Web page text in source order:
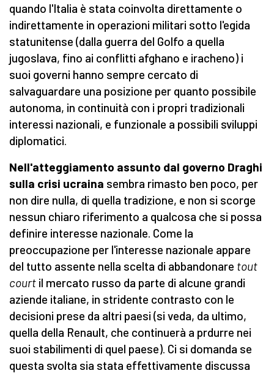
quando l'Italia è stata coinvolta direttamente o
indirettamente in operazioni militari sotto l'egida
statunitense (dalla guerra del Golfo a quella
jugoslava, fino ai conflitti afghano e iracheno) i
suoi governi hanno sempre cercato di
salvaguardare una posizione per quanto possibile
autonoma, in continuità con i propri tradizionali
interessi nazionali, e funzionale a possibili sviluppi
diplomatici.
Nell'atteggiamento assunto dal governo Draghi
sulla crisi ucraina sembra rimasto ben poco, per
non dire nulla, di quella tradizione, e non si scorge
nessun chiaro riferimento a qualcosa che si possa
definire interesse nazionale. Come la
preoccupazione per l'interesse nazionale appare
del tutto assente nella scelta di abbandonare tout
court il mercato russo da parte di alcune grandi
aziende italiane, in stridente contrasto con le
decisioni prese da altri paesi (si veda, da ultimo,
quella della Renault, che continuerà a prdurre nei
suoi stabilimenti di quel paese). Ci si domanda se
questa svolta sia stata effettivamente discussa